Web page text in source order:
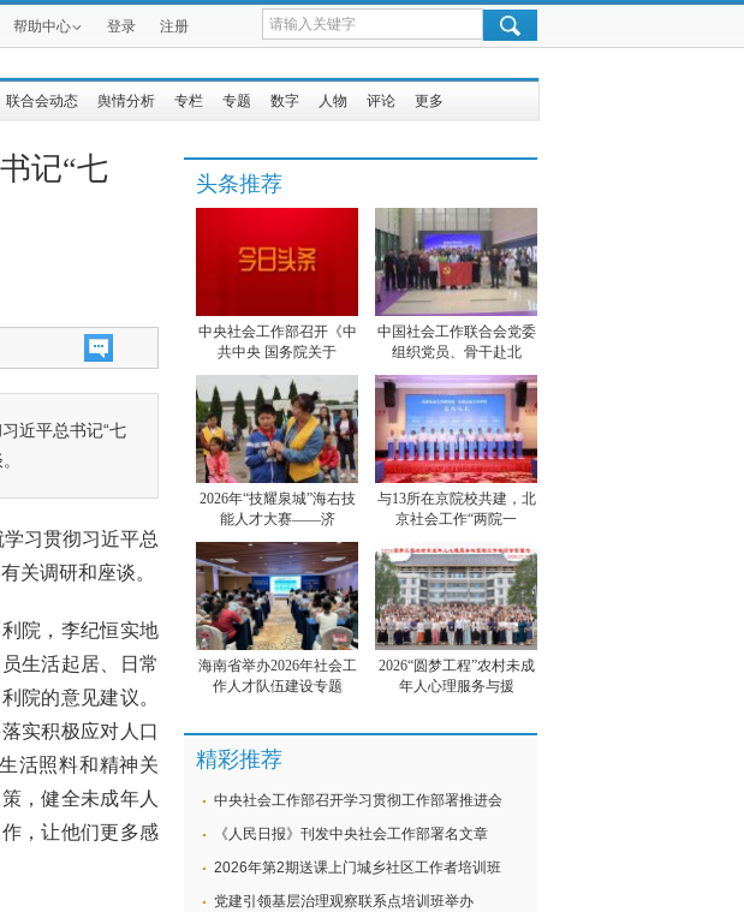
帮助中心 登录 注册
联合会动态 舆情分析 专栏 专题 数字 人物 评论 更多
记“七
近平总书记“七
习贯彻习近平总
关调研和座谈。
院，李纪恒实地
生活起居、日常
院的意见建议。
实积极应对人口
活照料和精神关
，健全未成年人
，让他们更多感
头条推荐
中央社会工作部召开《中
共中央 国务院关于
中国社会工作联合会党委
组织党员、骨干赴北
2026年“技耀泉城”海右技
能人才大赛——济
与13所在京院校共建，北
京社会工作“两院一
海南省举办2026年社会工
作人才队伍建设专题
2026“圆梦工程”农村未成
年人心理服务与援
精彩推荐
中央社会工作部召开学习贯彻工作部署推进会
《人民日报》刊发中央社会工作部署名文章
2026年第2期送课上门城乡社区工作者培训班
党建引领基层治理观察联系点培训班举办